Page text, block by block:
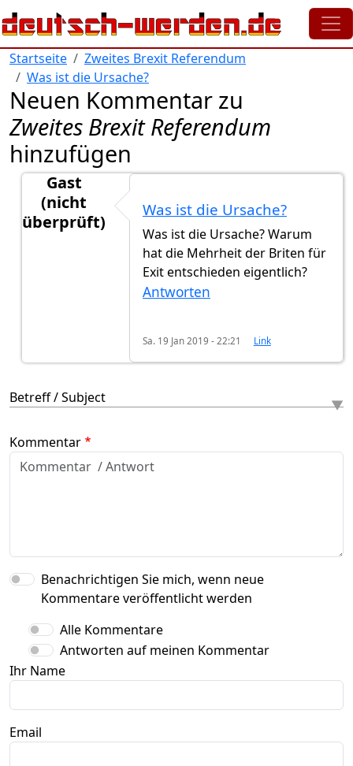
Direkt zum Inhalt
Startseite
Zweites Brexit Referendum
Was ist die Ursache?
Neuen Kommentar zu
Zweites Brexit Referendum
hinzufügen
Gast
(nicht
überprüft)
Großbritannien -> UK -> England/Little
Was ist die Ursache?
Was ist die Ursache? Warum
hat die Mehrheit der Briten für
Exit entschieden eigentlich?
Antworten
Sa. 19 Jan 2019 - 22:21 Link
Betreff / Subject
Kommentar
Benachrichtigen Sie mich, wenn neue
Kommentare veröffentlicht werden
Alle Kommentare
Antworten auf meinen Kommentar
Ihr Name
Email